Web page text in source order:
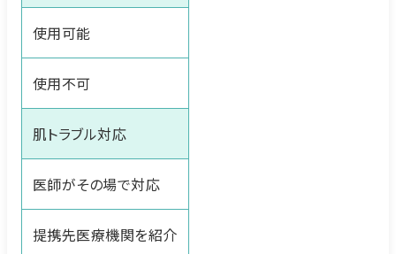
使用可能
使用不可
肌トラブル対応
医師がその場で対応
提携先医療機関を紹介